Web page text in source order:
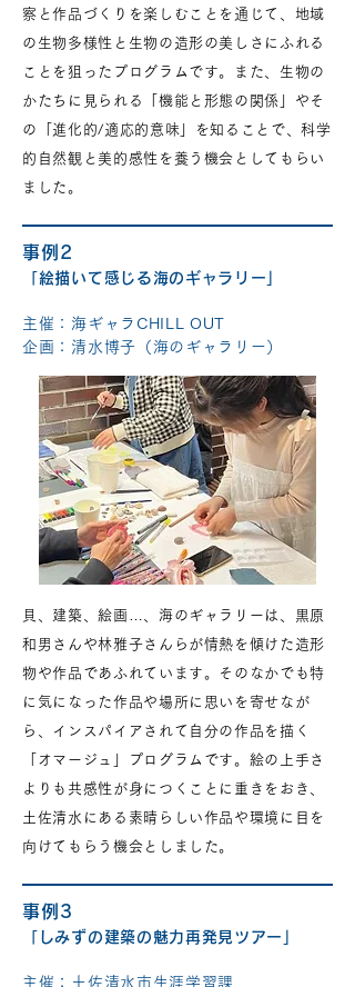
察と作品づくりを楽しむことを通じて、地域
の生物多様性と生物の造形の美しさにふれる
ことを狙ったプログラムです。また、生物の
かたちに見られる「機能と形態の関係」やそ
の「進化的/適応的意味」を知ることで、科学
的自然観と美的感性を養う機会としてもらい
ました。
事例2
「絵描いて感じる海のギャラリー」
主催：海ギャラCHILL OUT
企画：清水博子（海のギャラリー）
貝、建築、絵画…、海のギャラリーは、黒原
和男さんや林雅子さんらが情熱を傾けた造形
物や作品であふれています。そのなかでも特
に気になった作品や場所に思いを寄せなが
ら、インスパイアされて自分の作品を描く
「オマージュ」プログラムです。絵の上手さ
よりも共感性が身につくことに重きをおき、
土佐清水にある素晴らしい作品や環境に目を
向けてもらう機会としました。
事例3
「しみずの建築の魅力再発見ツアー」
主催：土佐清水市生涯学習課